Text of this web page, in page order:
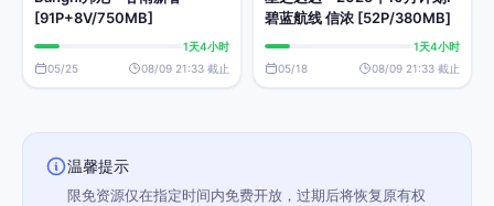
[91P+8V/750MB]
1天4小时
05/25
08/09 21:33 截止
碧蓝航线 信浓 [52P/380MB]
1天4小时
05/18
08/09 21:33 截止
温馨提示
限免资源仅在指定时间内免费开放，过期后将恢复原有权